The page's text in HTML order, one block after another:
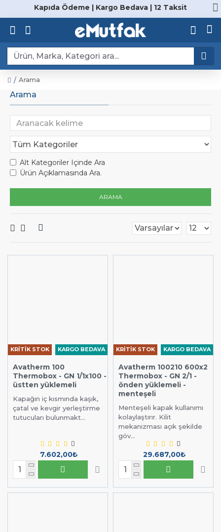
Kapıda Ödeme | Kargo Bedava | 12 Taksit
Arama
Arama
Alt Kategoriler Içinde Ara
Ürün Açıklamasında Ara.
ARAMA
KARGO BEDAVA
KRİTİK STOK
Avatherm 100
Thermobox - GN 1/1x100 -
üstten yüklemeli
Kapağın iç kısmında kaşık,
çatal ve kevgir yerleştirme
tutucuları bulunmakt...
7.602,00₺
KARGO BEDAVA
KRİTİK STOK
Avatherm 100210 600x2
Thermobox - GN 2/1 -
önden yüklemeli -
menteşeli
Menteşeli kapak kullanımı
kolaylaştırır. Kilit
mekanizması açık şekilde
göv...
29.687,00₺